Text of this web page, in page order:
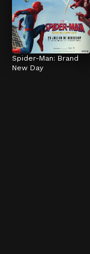
Spider-Man: Brand
New Day